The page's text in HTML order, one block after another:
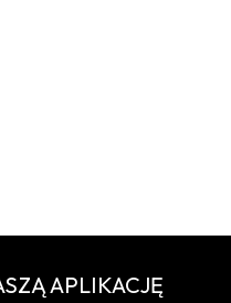
APLIKACJĘ